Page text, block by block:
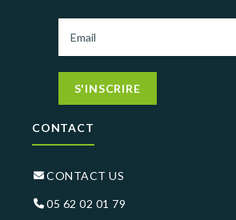
S'INSCRIRE
CONTACT
CONTACT US
05 62 02 01 79